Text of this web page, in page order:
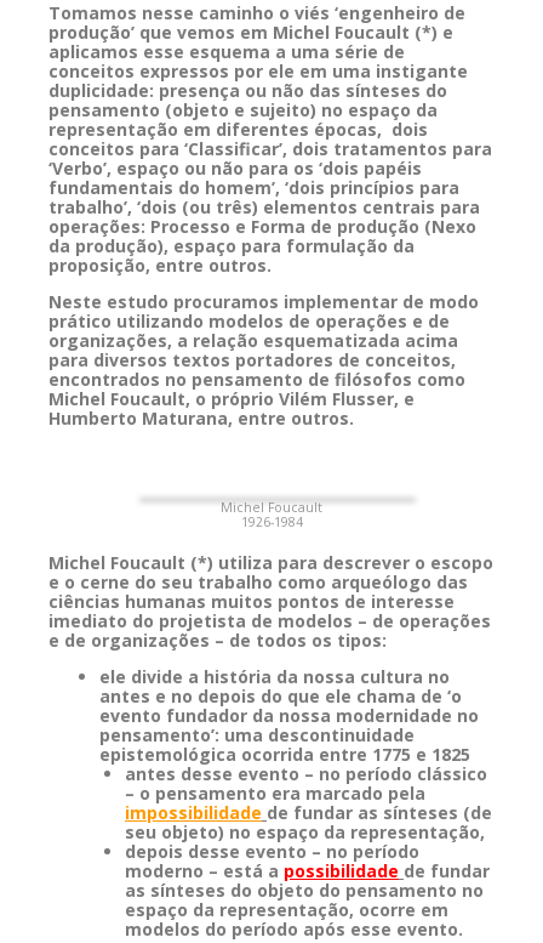
Tomamos nesse caminho o viés ‘engenheiro de
produção’ que vemos em Michel Foucault (*) e
aplicamos esse esquema a uma série de
conceitos expressos por ele em uma instigante
duplicidade: presença ou não das sínteses do
pensamento (objeto e sujeito) no espaço da
representação em diferentes épocas, dois
conceitos para ‘Classificar’, dois tratamentos para
‘Verbo’, espaço ou não para os ‘dois papéis
fundamentais do homem’, ‘dois princípios para
trabalho’, ‘dois (ou três) elementos centrais para
operações: Processo e Forma de produção (Nexo
da produção), espaço para formulação da
proposição, entre outros.
Neste estudo procuramos implementar de modo
prático utilizando modelos de operações e de
organizações, a relação esquematizada acima
para diversos textos portadores de conceitos,
encontrados no pensamento de filósofos como
Michel Foucault, o próprio Vilém Flusser, e
Humberto Maturana, entre outros.
Michel Foucault
1926-1984
Michel Foucault (*) utiliza para descrever o escopo
e o cerne do seu trabalho como arqueólogo das
ciências humanas muitos pontos de interesse
imediato do projetista de modelos – de operações
e de organizações – de todos os tipos:
ele divide a história da nossa cultura no
antes e no depois do que ele chama de ‘o
evento fundador da nossa modernidade no
pensamento’: uma descontinuidade
epistemológica ocorrida entre 1775 e 1825
antes desse evento – no período clássico
– o pensamento era marcado pela
impossibilidade de fundar as sínteses (de
seu objeto) no espaço da representação,
depois desse evento – no período
moderno – está a possibilidade de fundar
as sínteses do objeto do pensamento no
espaço da representação, ocorre em
modelos do período após esse evento.